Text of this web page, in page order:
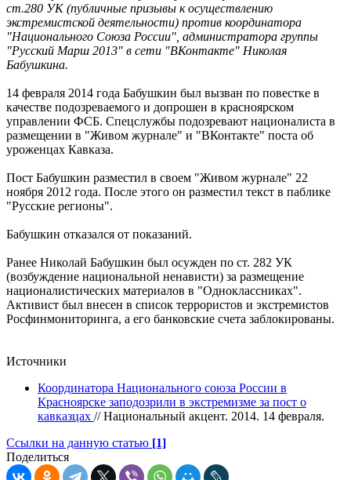
ст.280 УК (публичные призывы к осуществлению
экстремистской деятельности) против координатора
"Национального Союза России", администратора группы
"Русский Марш 2013" в сети "ВКонтакте" Николая
Бабушкина.
14 февраля 2014 года Бабушкин был вызван по повестке в
качестве подозреваемого и допрошен в красноярском
управлении ФСБ. Спецслужбы подозревают националиста в
размещении в "Живом журнале" и "ВКонтакте" поста об
уроженцах Кавказа.
Пост Бабушкин разместил в своем "Живом журнале" 22
ноября 2012 года. После этого он разместил текст в паблике
"Русские регионы".
Бабушкин отказался от показаний.
Ранее Николай Бабушкин был осужден по ст. 282 УК
(возбуждение национальной ненависти) за размещение
националистических материалов в "Одноклассниках".
Активист был внесен в список террористов и экстремистов
Росфинмониторинга, а его банковские счета заблокированы.
Источники
Координатора Национального союза России в
Красноярске заподозрили в экстремизме за пост о
кавказцах // Национальный акцент. 2014. 14 февраля.
Ссылки на данную статью [1]
Поделиться